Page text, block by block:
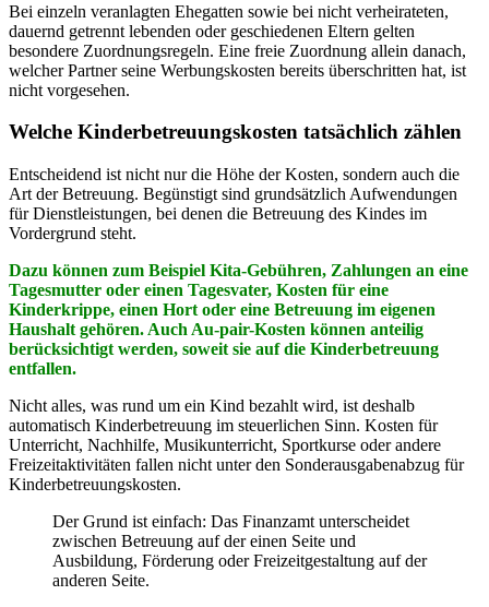
Bei einzeln veranlagten Ehegatten sowie bei nicht verheirateten,
dauernd getrennt lebenden oder geschiedenen Eltern gelten
besondere Zuordnungsregeln. Eine freie Zuordnung allein danach,
welcher Partner seine Werbungskosten bereits überschritten hat, ist
nicht vorgesehen.
Welche Kinderbetreuungskosten tatsächlich zählen
Entscheidend ist nicht nur die Höhe der Kosten, sondern auch die
Art der Betreuung. Begünstigt sind grundsätzlich Aufwendungen
für Dienstleistungen, bei denen die Betreuung des Kindes im
Vordergrund steht.
Dazu können zum Beispiel Kita-Gebühren, Zahlungen an eine
Tagesmutter oder einen Tagesvater, Kosten für eine
Kinderkrippe, einen Hort oder eine Betreuung im eigenen
Haushalt gehören. Auch Au-pair-Kosten können anteilig
berücksichtigt werden, soweit sie auf die Kinderbetreuung
entfallen.
Nicht alles, was rund um ein Kind bezahlt wird, ist deshalb
automatisch Kinderbetreuung im steuerlichen Sinn. Kosten für
Unterricht, Nachhilfe, Musikunterricht, Sportkurse oder andere
Freizeitaktivitäten fallen nicht unter den Sonderausgabenabzug für
Kinderbetreuungskosten.
Der Grund ist einfach: Das Finanzamt unterscheidet
zwischen Betreuung auf der einen Seite und
Ausbildung, Förderung oder Freizeitgestaltung auf der
anderen Seite.